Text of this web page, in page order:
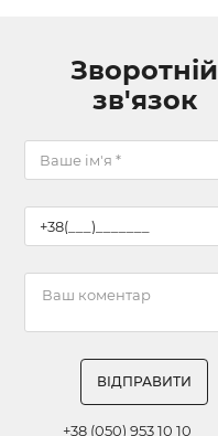
Зворотній
зв'язок
ВІДПРАВИТИ
+38 (050) 953 10 10